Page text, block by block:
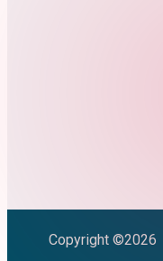
Copyright ©2026